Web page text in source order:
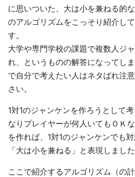
に思いついた、大は小を兼ねる的
のアルゴリズムをこっそり紹介し
す。
大学や専門学校の課題で複数人ジ
れ、というものの解答になってし
で自分で考えたい人はネタばれ注
さい。
1対1のジャンケンを作ろうとして
なりプレイヤーが何人いてもＯＫ
を作れば、1対1のジャンケンでも
「大は小を兼ねる」と表現しました
ここで紹介するアルゴリズム（の